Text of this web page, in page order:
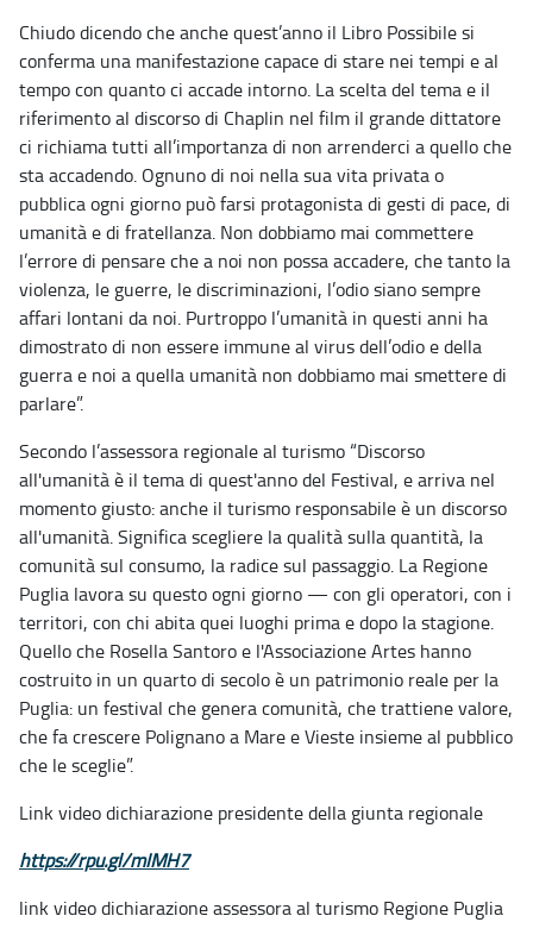
Chiudo dicendo che anche quest’anno il Libro Possibile si
conferma una manifestazione capace di stare nei tempi e al
tempo con quanto ci accade intorno. La scelta del tema e il
riferimento al discorso di Chaplin nel film il grande dittatore
ci richiama tutti all’importanza di non arrenderci a quello che
sta accadendo. Ognuno di noi nella sua vita privata o
pubblica ogni giorno può farsi protagonista di gesti di pace, di
umanità e di fratellanza. Non dobbiamo mai commettere
l’errore di pensare che a noi non possa accadere, che tanto la
violenza, le guerre, le discriminazioni, l’odio siano sempre
affari lontani da noi. Purtroppo l’umanità in questi anni ha
dimostrato di non essere immune al virus dell’odio e della
guerra e noi a quella umanità non dobbiamo mai smettere di
parlare”.
Secondo l’assessora regionale al turismo “Discorso
all'umanità è il tema di quest'anno del Festival, e arriva nel
momento giusto: anche il turismo responsabile è un discorso
all'umanità. Significa scegliere la qualità sulla quantità, la
comunità sul consumo, la radice sul passaggio. La Regione
Puglia lavora su questo ogni giorno — con gli operatori, con i
territori, con chi abita quei luoghi prima e dopo la stagione.
Quello che Rosella Santoro e l'Associazione Artes hanno
costruito in un quarto di secolo è un patrimonio reale per la
Puglia: un festival che genera comunità, che trattiene valore,
che fa crescere Polignano a Mare e Vieste insieme al pubblico
che le sceglie”.
Link video dichiarazione presidente della giunta regionale
https://rpu.gl/mIMH7
link video dichiarazione assessora al turismo Regione Puglia